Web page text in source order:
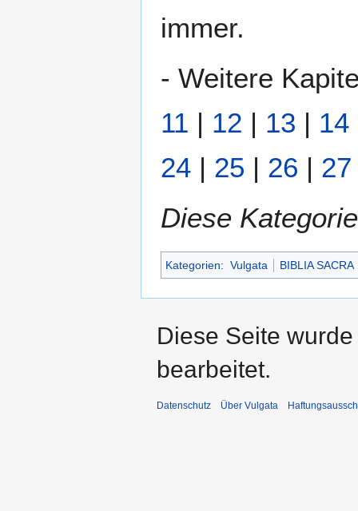
immer.
- Weitere
11 | 12 | 13 | 14
24 | 25 | 26 | 27
Diese
Kategorien: Vulgata BIBLIA SACRA
Diese Seite
bearbeitet.
Datenschutz Über Vulgata